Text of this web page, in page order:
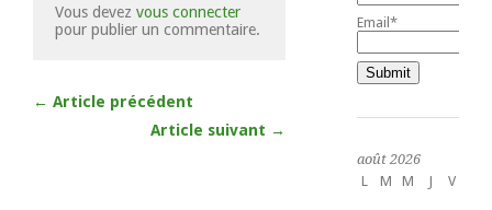
Vous devez vous connecter
pour publier un commentaire.
← Article précédent
Article suivant →
Email*
août 2026
L
M M J V